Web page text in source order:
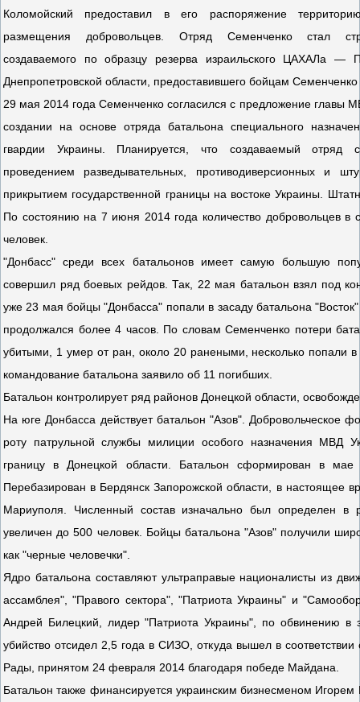
Коломойский предоставил в его распоряжение
размещения добровольцев. Отряд Семенченко стал
создаваемого по образцу резерва израильского ЦАХАЛа —
Днепропетровской области, предоставившего бойцам
29 мая 2014 года Семенченко согласился с предложение главы
создании на основе отряда батальона специального
гвардии Украины. Планируется, что создаваемый отряд
проведением разведывательных, противодиверсионных и
прикрытием государственной границы на востоке Украины.
По состоянию на 7 июня 2014 года количество добровольцев в
человек.
"Донбасс" среди всех батальонов имеет самую большую
совершил ряд боевых рейдов. Так, 22 мая батальон взял под
уже 23 мая бойцы "Донбасса" попали в засаду батальона
продолжался более 4 часов. По словам Семенченко потери
убитыми, 1 умер от ран, около 20 ранеными, несколько попали в
командование батальона заявило об 11 погибших.
Батальон контролирует ряд районов Донецкой области,
На юге Донбасса действует батальон "Азов". Добровольческое
роту патрульной службы милиции особого назначения МВД
границу в Донецкой области. Батальон сформирован в
Перебазирован в Бердянск Запорожской области, в настоящее
Мариуполя. Численный состав изначально был определен в
увеличен до 500 человек. Бойцы батальона "Азов" получили
как "черные человечки".
Ядро батальона составляют ультраправые националисты из
ассамблея", "Правого сектора", "Патриота Украины" и
Андрей Билецкий, лидер "Патриота Украины", по обвинению в
убийство отсидел 2,5 года в СИЗО, откуда вышел в
Рады, принятом 24 февраля 2014 благодаря победе Майдана.
Батальон также финансируется украинским бизнесменом